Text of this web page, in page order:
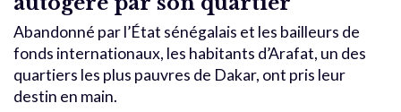
Abandonné par l’État sénégalais et les bailleurs de
fonds internationaux, les habitants d’Arafat, un des
quartiers les plus pauvres de Dakar, ont pris leur
destin en main.